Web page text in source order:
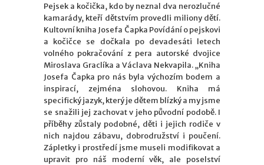
Pejsek a kočička, kdo by neznal dva nerozlučné
kamarády, kteří dětstvím provedli miliony dětí.
Kultovní kniha Josefa Čapka Povídání o pejskovi
a kočičce se dočkala po devadesáti letech
volného pokračování z pera autorské dvojice
Miroslava Graclíka a Václava Nekvapila. „Kniha
Josefa Čapka pro nás byla výchozím bodem a
inspirací, zejména slohovou. Kniha má
specifický jazyk, který je dětem blízký a my jsme
se snažili jej zachovat v jeho původní podobě. I
příběhy zůstaly podobné, děti i jejich rodiče v
nich najdou zábavu, dobrodružství i poučení.
Zápletky i prostředí jsme museli modifikovat a
upravit pro náš moderní věk, ale poselství